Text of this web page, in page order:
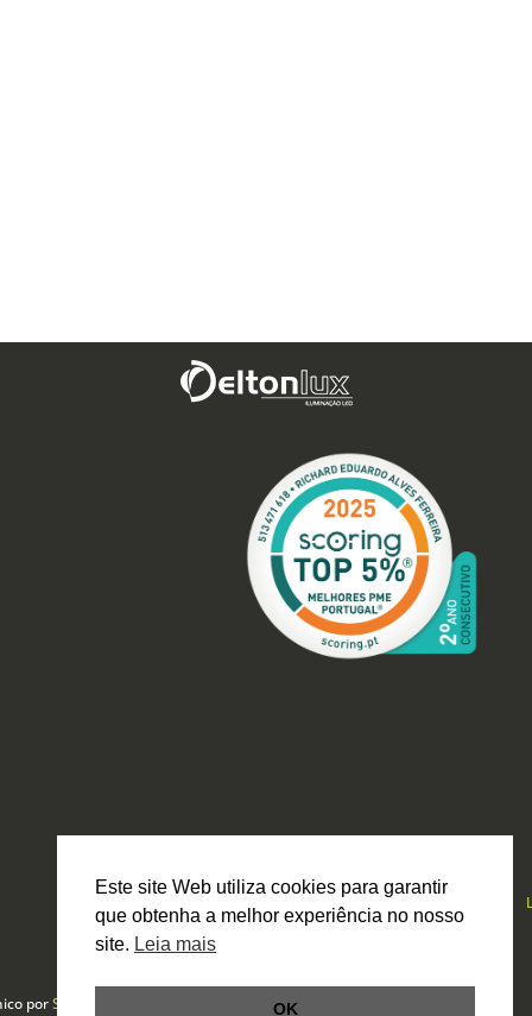
porSmartbit
Este site Web utiliza cookies para garantir
que obtenha a melhor experiência no nosso
site. Leia mais
OK